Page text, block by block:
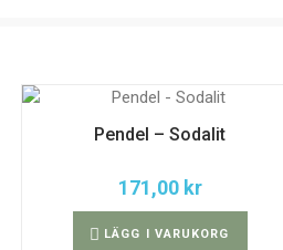
Pendel – Sodalit
171,00 kr
LÄGG I VARUKORG